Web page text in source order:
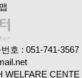
호 : 051-741-3567
WELFARE CENTE